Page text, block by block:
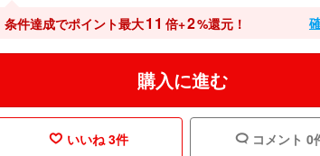
条件達成でポイント最大11 倍+2%還元！
購入に進む
いいね 3件 コメント 0